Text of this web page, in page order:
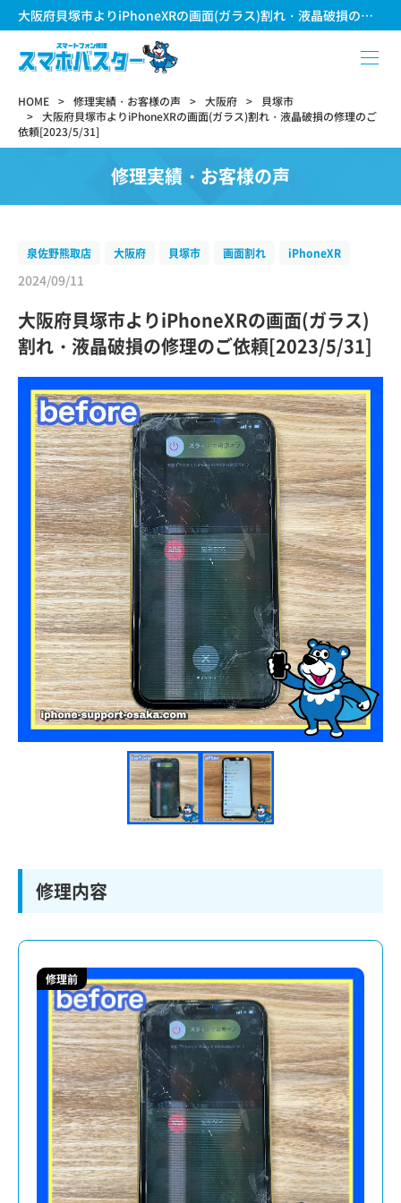
大阪府貝塚市よりiPhoneXRの画面(ガラス)割れ・液晶破損の修理のご依頼[2023/5/31]
HOME 修理実績・お客様の声 大阪府
貝塚市
大阪府貝塚市よりiPhoneXRの画面(ガラス)割れ・液晶破損の修理のご
依頼[2023/5/31]
修理実績・お客様の声
泉佐野熊取店 大阪府 貝塚市 画面割れ iPhoneXR
2024/09/11
大阪府貝塚市よりiPhoneXRの画面(ガラス)
割れ・液晶破損の修理のご依頼[2023/5/31]
修理内容
修理前